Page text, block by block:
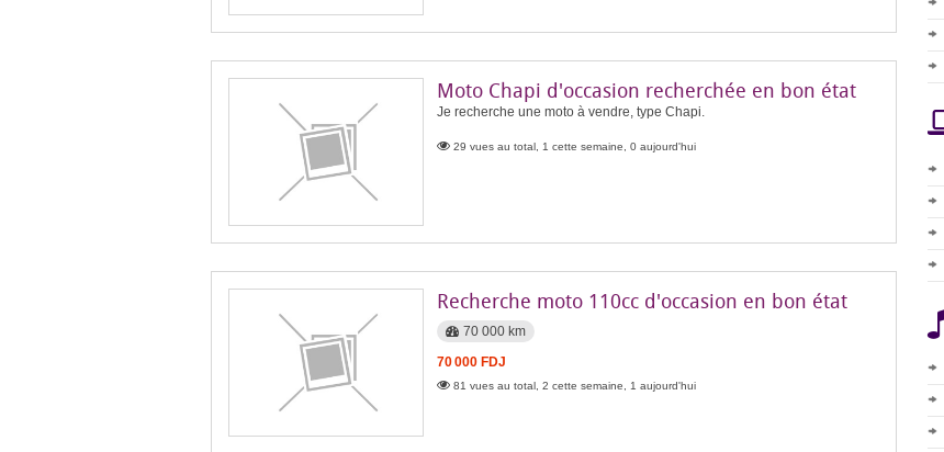
Moto Chapi d'occasion recherchée en bon état
Je recherche une moto à vendre, type Chapi.
29 vues au total, 1 cette semaine, 0 aujourd'hui
Recherche moto 110cc d'occasion en bon état
70 000 km
70 000 FDJ
81 vues au total, 2 cette semaine, 1 aujourd'hui